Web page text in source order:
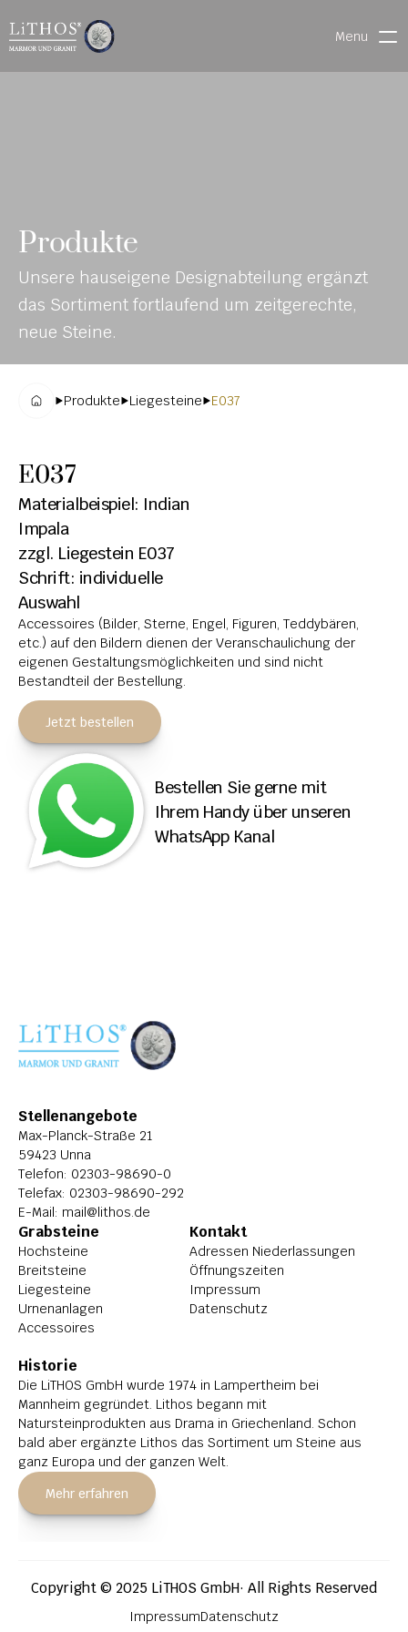
Menu
INE-
KAT
ALO
G
MATERIALIEN
STEINMETZFINDER
3D-KONFIGURATOR
DOWNLOADS
DENKMALE
MAGRADO
KOLUMBARIEN
BREITSTEINE
LIEGESTEINE
URNENANLAGEN
LEUCHTGRABMALE
ACCESSOIRES
KONTAKT
ADRESSEN NIEDERLASSUNGEN
ÖFFNUNGSZEITEN
IMPRESSUM
ÜBER LITHOS
Produkte
Unsere hauseigene Designabteilung ergänzt
das Sortiment fortlaufend um zeitgerechte,
neue Steine.
Produkte Liegesteine E037
E037
Materialbeispiel: Indian
Impala
zzgl. Liegestein E037
Schrift: individuelle
Auswahl
Accessoires (Bilder, Sterne, Engel, Figuren, Teddybären,
etc.) auf den Bildern dienen der Veranschaulichung der
eigenen Gestaltungsmöglichkeiten und sind nicht
Bestandteil der Bestellung.
Jetzt bestellen
Bestellen Sie gerne mit
Ihrem Handy über unseren
WhatsApp Kanal
Stellenangebote
Max-Planck-Straße 21
59423 Unna
Telefon: 02303-98690-0
Telefax: 02303-98690-292
E-Mail: mail@lithos.de
Grabsteine
Hochsteine
Breitsteine
Liegesteine
Urnenanlagen
Accessoires
Kontakt
Adressen Niederlassungen
Öffnungszeiten
Impressum
Datenschutz
Historie
Die LiTHOS GmbH wurde 1974 in Lampertheim bei
Mannheim gegründet. Lithos begann mit
Natursteinprodukten aus Drama in Griechenland. Schon
bald aber ergänzte Lithos das Sortiment um Steine aus
ganz Europa und der ganzen Welt.
Mehr erfahren
Copyright © 2025 LiTHOS GmbH· All Rights Reserved
ImpressumDatenschutz